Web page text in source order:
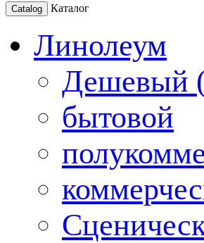
Catalog Каталог
Линолеум
Дешевый
бытовой